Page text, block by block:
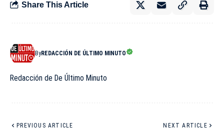
Share This Article
ByREDACCIÓN DE ÚLTIMO MINUTO
Redacción de De Último Minuto
PREVIOUS ARTICLE NEXT ARTICLE